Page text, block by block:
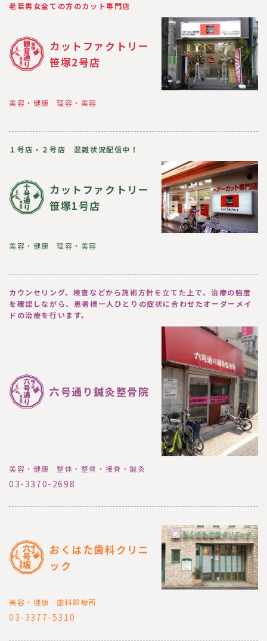
老若男女全ての方のカット専門店
カットファクトリー
笹塚2号店
美容・健康 理容・美容
１号店・２号店 混雑状況配信中！
カットファクトリー
笹塚1号店
美容・健康 理容・美容
カウンセリング、検査などから施術方針を立てた上で、治療の強度
を確認しながら、患者様一人ひとりの症状に合わせたオーダーメイ
ドの治療を行います。
六号通り鍼灸整骨院
美容・健康 整体・整骨・接骨・鍼灸
03-3370-2698
おくはた歯科クリニ
ック
美容・健康 歯科診療所
03-3377-5310